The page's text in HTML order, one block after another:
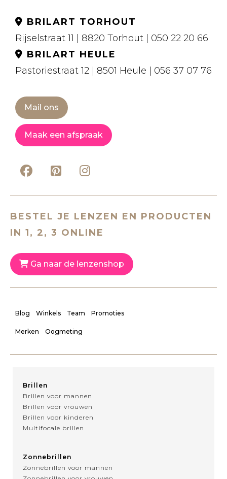
BRILART TORHOUT
Rijselstraat 11 | 8820 Torhout | 050 22 20 66
BRILART HEULE
Pastoriestraat 12 | 8501 Heule | 056 37 07 76
Mail ons
Maak een afspraak
BESTEL JE LENZEN EN PRODUCTEN
IN 1, 2, 3 ONLINE
Ga naar de lenzenshop
Blog Winkels Team Promoties
Merken Oogmeting
Brillen
Brillen voor mannen
Brillen voor vrouwen
Brillen voor kinderen
Multifocale brillen
Zonnebrillen
Zonnebrillen voor mannen